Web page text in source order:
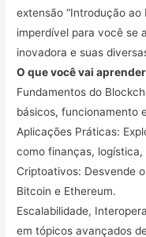
extensão “Introdução ao
imperdível para você se
inovadora e suas
O que você vai
Fundamentos do
básicos, funcionamento
Aplicações Práticas:
como finanças, logística,
Criptoativos: Desvende
Bitcoin e Ethereum.
Escalabilidade,
em tópicos avançados